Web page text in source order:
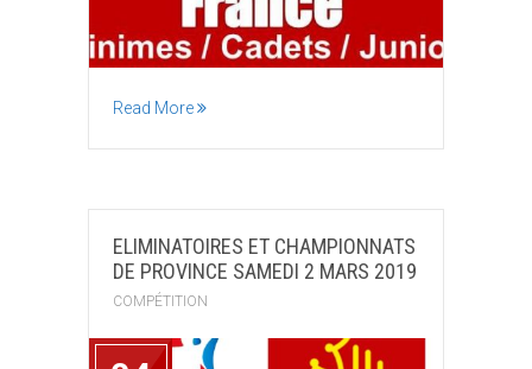
Read More
ELIMINATOIRES ET CHAMPIONNATS
DE PROVINCE SAMEDI 2 MARS 2019
COMPÉTITION